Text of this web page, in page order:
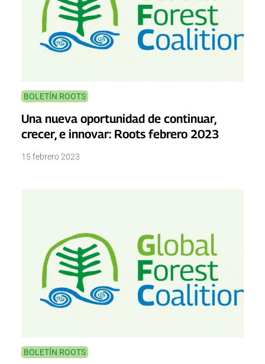
BOLETÍN ROOTS
Una nueva oportunidad de continuar,
crecer, e innovar: Roots febrero 2023
15 febrero 2023
BOLETÍN ROOTS